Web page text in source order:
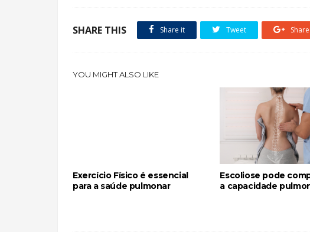
SHARE THIS Share it Tweet
YOU MIGHT ALSO LIKE
Exercício Físico é essencial
para a saúde pulmonar
Escoliose pode
a capacidade